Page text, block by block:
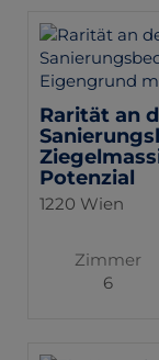
Rarität an
Potenzial
1220 Wien
Zimmer
6